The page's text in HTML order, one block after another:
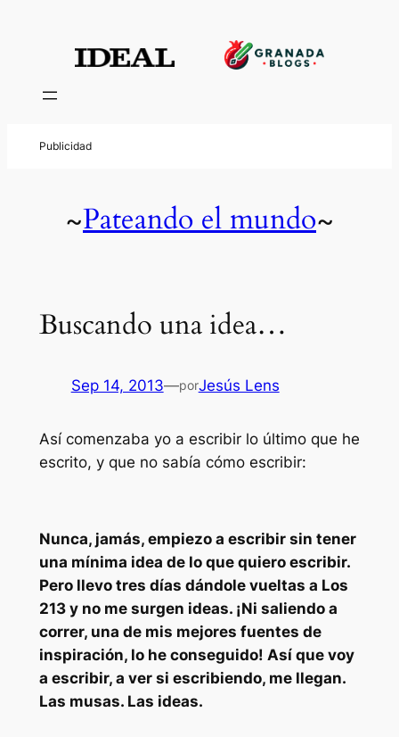
~Pateando el mundo~
Buscando una idea…
Sep 14, 2013—porJesús Lens
Así comenzaba yo a escribir lo último que he
escrito, y que no sabía cómo escribir:
Nunca, jamás, empiezo a escribir sin tener
una mínima idea de lo que quiero escribir.
Pero llevo tres días dándole vueltas a Los
213 y no me surgen ideas. ¡Ni saliendo a
correr, una de mis mejores fuentes de
inspiración, lo he conseguido! Así que voy
a escribir, a ver si escribiendo, me llegan.
Las musas. Las ideas.